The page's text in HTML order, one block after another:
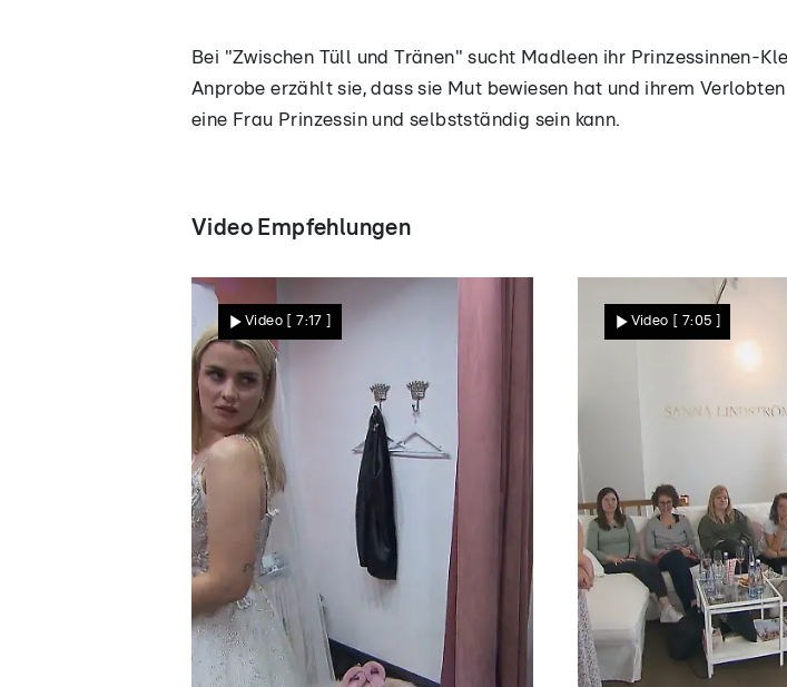
Bei "Zwischen Tüll und Tränen" sucht Madleen ihr Prinzessinnen-
Anprobe erzählt sie, dass sie Mut bewiesen hat und ihrem
eine Frau Prinzessin und selbstständig sein kann.
Video Empfehlungen
Video [ 7:17 ] Video [ 7:05 ]